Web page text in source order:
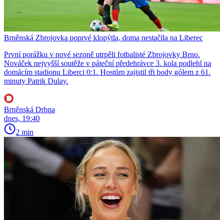
Brněnská Zbrojovka poprvé klopýtla, doma nestačila na Liberec
První porážku v nové sezoně utrpěli fotbalisté Zbrojovky Brno.
Nováček nejvyšší soutěže v páteční předehrávce 3. kola podlehl na
domácím stadionu Liberci 0:1. Hostům zajistil tři body gólem z 61.
minuty Patrik Dulay.
Brněnská Drbna
dnes, 19:40
2 min